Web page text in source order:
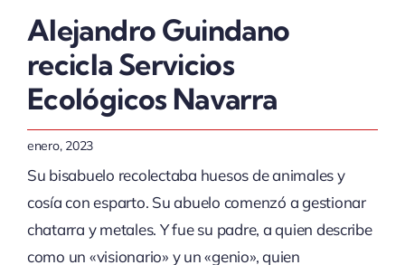
Alejandro Guindano
recicla Servicios
Ecológicos Navarra
enero, 2023
Su bisabuelo recolectaba huesos de animales y
cosía con esparto. Su abuelo comenzó a gestionar
chatarra y metales. Y fue su padre, a quien describe
como un «visionario» y un «genio», quien